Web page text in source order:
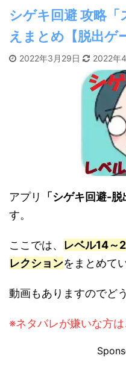
シゲキ回避 攻略
えまとめ【脱出ゲ
2022年3月29日 2022年
アプリ 「シゲキ回避-脱
す。
ここでは、 レベル14～
レクションをまとめて
動画もありますのでど
※ネタバレが嫌いな方は